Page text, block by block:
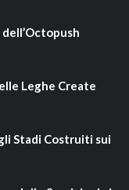
Leghe Create
Stadi Costruiti sui